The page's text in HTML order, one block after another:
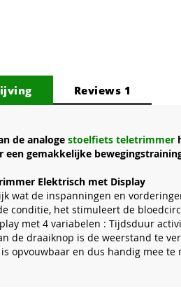
de analoge stoelfiets teletrimmer
een gemakkelijke
Elektrisch met Display
wat de inspanningen en
conditie, het stimuleert de
met 4 variabelen : Tijdsduur
de draaiknop is de weerstand te
opvouwbaar en dus handig mee
Reviews 1